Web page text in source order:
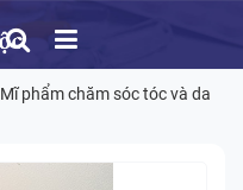
Mĩ phẩm chăm sóc tóc và da